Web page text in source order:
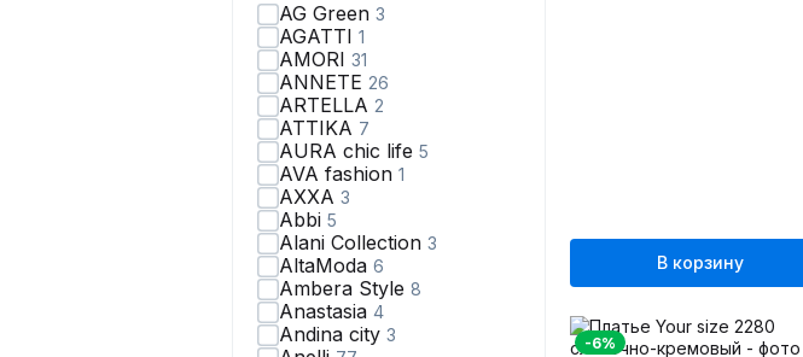
AG Green 3
AGATTI 1
AMORI 31
ANNETE 26
ARTELLA 2
ATTIKA 7
AURA chic life 5
AVA fashion 1
AXXA 3
Abbi 5
Alani Collection 3
AltaModa 6
Ambera Style 8
Anastasia 4
Andina city 3
В корзину
-6%